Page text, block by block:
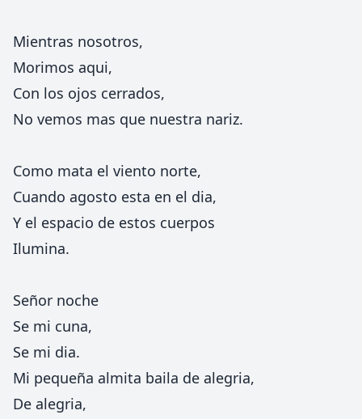
Mientras nosotros,
Morimos aqui,
Con los ojos cerrados,
No vemos mas que nuestra nariz.
Como mata el viento norte,
Cuando agosto esta en el dia,
Y el espacio de estos cuerpos
Ilumina.
Señor noche
Se mi cuna,
Se mi dia.
Mi pequeña almita baila de alegria,
De alegria,